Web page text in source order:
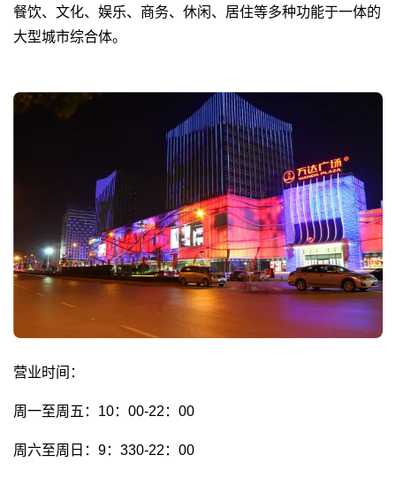
餐饮、文化、娱乐、商务、休闲、居住等多种功能于一体的
大型城市综合体。
营业时间：
周一至周五：10：00-22：00
周六至周日：9：330-22：00